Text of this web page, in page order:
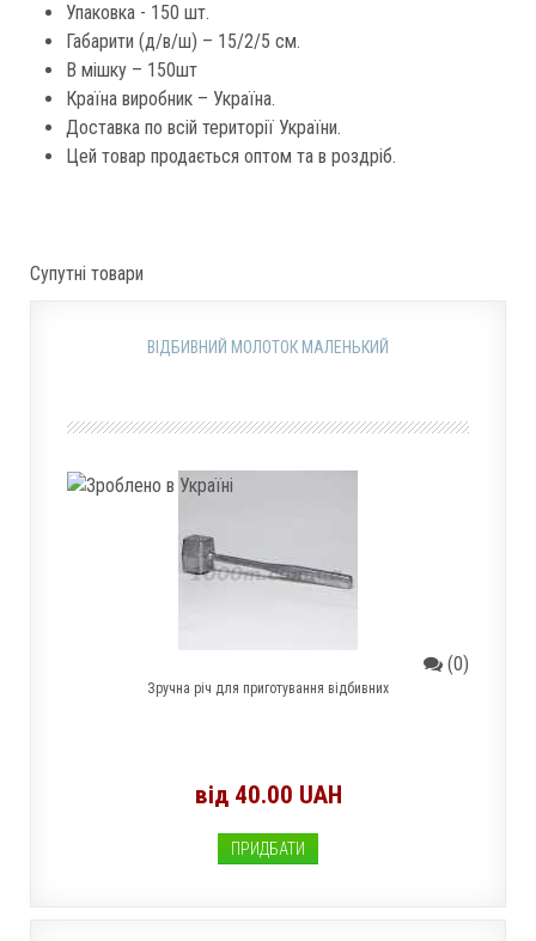
Упаковка - 150 шт.
Габарити (д/в/ш) – 15/2/5 см.
В мішку – 150шт
Країна виробник – Україна.
Доставка по всій території України.
Цей товар продається оптом та в роздріб.
Супутні товари
ВІДБИВНИЙ МОЛОТОК МАЛЕНЬКИЙ
(0)
Зручна річ для приготування відбивних
від 40.00 UAH
ПРИДБАТИ